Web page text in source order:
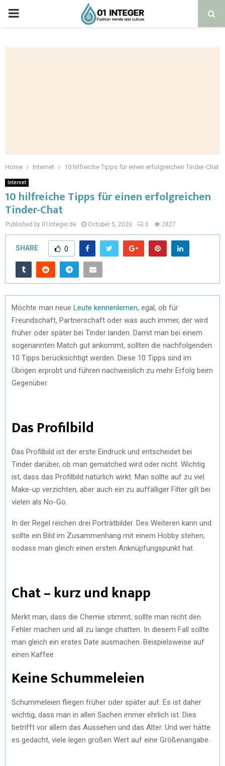
Home Internet 10 hilfreiche Tipps für einen erfolgreichen Tinder-Chat
Internet
10 hilfreiche Tipps für einen erfolgreichen
Tinder-Chat
Published by 01integer.de October 5, 2020 0 2827
SHARE 0
Möchte man neue Leute kennenlernen, egal, ob für
Freundschaft, Partnerschaft oder was auch immer, der wird
früher oder später bei Tinder landen. Damit man bei einem
sogenannten Match gut ankommt, sollten die nachfolgenden
10 Tipps berücksichtigt werden. Diese 10 Tipps sind im
Übrigen erprobt und führen nachweislich zu mehr Erfolg beim
Gegenüber.
Das Profilbild
Das Profilbild ist der erste Eindruck und entscheidet bei
Tinder darüber, ob man gematched wird oder nicht. Wichtig
ist, dass das Profilbild natürlich wirkt. Man sollte auf zu viel
Make-up verzichten, aber auch ein zu auffälliger Filter gilt bei
vielen als No-Go.
In der Regel reichen drei Porträtbilder. Des Weiteren kann und
sollte ein Bild im Zusammenhang mit einem Hobby stehen,
sodass man gleich einen ersten Anknüpfungspunkt hat.
Chat – kurz und knapp
Merkt man, dass die Chemie stimmt, sollte man nicht den
Fehler machen und all zu lange chatten. In diesem Fall sollte
man gleich ein erstes Date ausmachen. Beispielsweise auf
einen Kaffee.
Keine Schummeleien
Schummeleien fliegen früher oder später auf. Es ist daher
wichtig, dass man in allen Sachen immer ehrlich ist. Dies
betrifft vor allem das Aussehen und das Alter. Und wer hätte
es gedacht, viele legen großen Wert auf eine Größenangabe.